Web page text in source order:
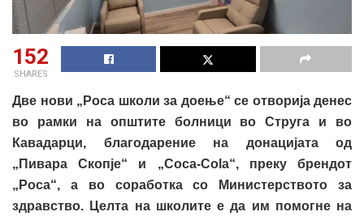
152
SHARES
Две нови „Роса школи за доење“ се отворија денес
во рамки на општите болници во Струга и во
Кавадарци, благодарение на донацијата од
„Пивара Скопје“ и „Coca-Cola“, преку брендот
„Роса“, а во соработка со Министерството за
здравство. Целта на школите е да им помогне на